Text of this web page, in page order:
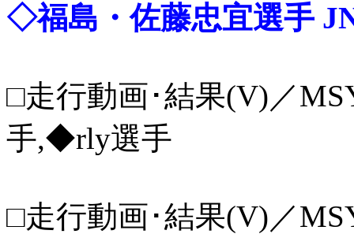
◇福島・佐藤忠宜選手
□走行動画･結果(V)／
手,◆rly選手
□走行動画･結果(V)／